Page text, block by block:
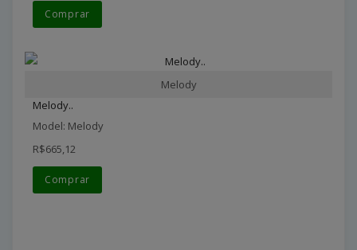
Comprar
Melody
Melody..
Model: Melody
R$665,12
Comprar